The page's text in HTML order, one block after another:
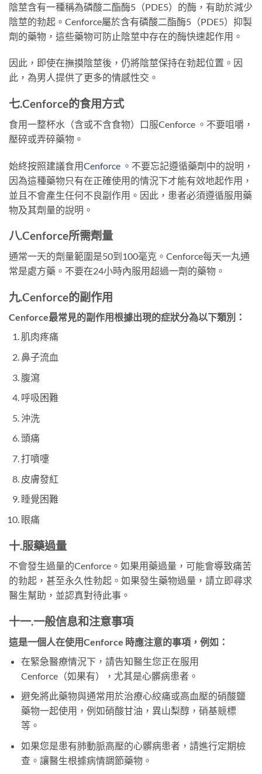
陰莖含有一種稱為磷酸二酯酶5（PDE5）的酶，有助於減少
陰莖的勃起。Cenforce屬於含有磷酸二酯酶5（PDE5）抑製
劑的藥物，這些藥物可防止陰莖中存在的酶快速起作用。
因此，即使在撫摸陰莖後，仍將陰莖保持在勃起位置。因
此，為男人提供了更多的情感性交。
七.Cenforce的食用方式
食用一整杯水（含或不含食物）口服Cenforce 。不要咀嚼，
壓碎或弄碎藥物。
始終按照建議食用Cenforce 。不要忘記遵循藥劑中的說明，
因為這種藥物只有在正確使用的情況下才能有效地起作用，
並且不會產生任何不良副作用。因此，患者必須遵循服用藥
物及其劑量的說明。
八.Cenforce所需劑量
通常一天的劑量範圍是50到100毫克。Cenforce每天一丸通
常是處方藥。不要在24小時內服用超過一劑的藥物。
九.Cenforce的副作用
Cenforce最常見的副作用根據出現的症狀分為以下類別：
肌肉疼痛
鼻子流血
腹瀉
呼吸困難
沖洗
頭痛
打噴嚏
皮膚發紅
睡覺困難
眼痛
十.服藥過量
不會發生過量的Cenforce。如果用藥過量，可能會導致痛苦
的勃起，甚至永久性勃起。如果發生藥物過量，請立即尋求
醫生幫助，並認真對待此事。
十一.一般信息和注意事項
這是一個人在使用Cenforce 時應注意的事項，例如：
在緊急醫療情況下，請告知醫生您正在服用
Cenforce（如果有），尤其是心髒病患者。
避免將此藥物與通常用於治療心絞痛或高血壓的硝酸鹽
藥物一起使用，例如硝酸甘油，異山梨醇，硝基競標
等。
如果您是患有肺動脈高壓的心髒病患者，請進行定期檢
查。讓醫生根據病情調節藥物。